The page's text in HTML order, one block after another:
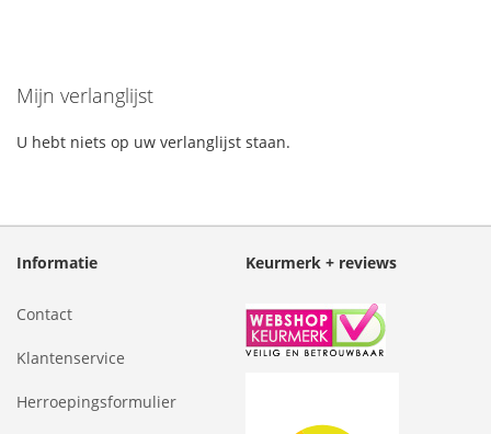
Mijn verlanglijst
U hebt niets op uw verlanglijst staan.
Informatie
Contact
Klantenservice
Herroepingsformulier
Keurmerk + reviews